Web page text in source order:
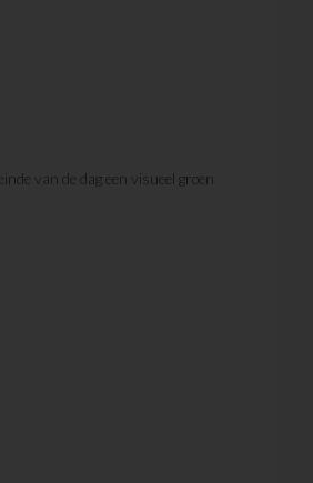
van de dag een visueel groen